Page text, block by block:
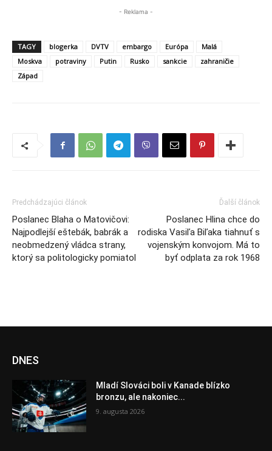
- Reklama -
TAGY blogerka DVTV embargo Európa
Malá
Moskva
potraviny Putin Rusko sankcie
zahraničie
Západ
Predchádzajúci článok
Poslanec Blaha o Matovičovi:
Najpodlejší eštebák, babrák a
neobmedzený vládca strany,
ktorý sa politologicky pomiatol
Ďalší článok
Poslanec Hlina chce do
rodiska Vasiľa Biľaka tiahnuť s
vojenským konvojom. Má to
byť odplata za rok 1968
DNES
Mladí Slováci boli v Kanade blízko
bronzu, ale nakoniec...
9. augusta 2026